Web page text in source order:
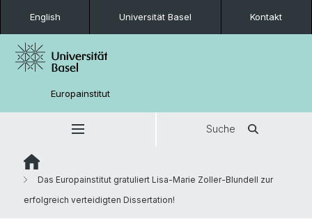
English Universität Basel Kontakt
Europainstitut
Suche
Das Europainstitut gratuliert Lisa-Marie Zoller-Blundell zur
erfolgreich verteidigten Dissertation!